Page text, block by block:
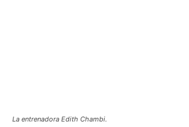
La entrenadora Edith Chambi.